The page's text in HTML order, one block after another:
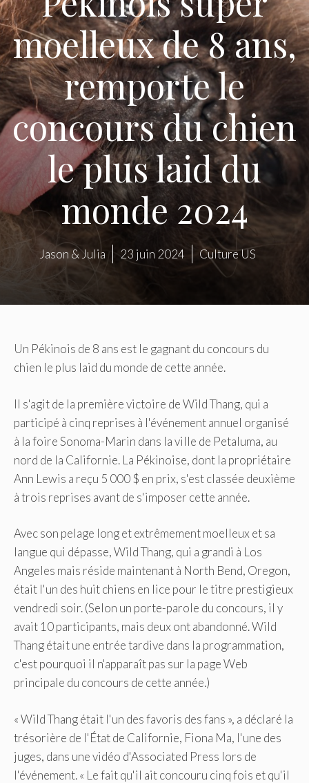
moelleux de 8 ans,
remporte le
concours du chien
le plus laid du
monde 2024
Jason & Julia 23 juin 2024 Culture US
Un Pékinois de 8 ans est le gagnant du concours du
chien le plus laid du monde de cette année.
Il s'agit de la première victoire de Wild Thang, qui a
participé à cinq reprises à l'événement annuel organisé
à la foire Sonoma-Marin dans la ville de Petaluma, au
nord de la Californie. La Pékinoise, dont la propriétaire
Ann Lewis a reçu 5 000 $ en prix, s'est classée deuxième
à trois reprises avant de s'imposer cette année.
Avec son pelage long et extrêmement moelleux et sa
langue qui dépasse, Wild Thang, qui a grandi à Los
Angeles mais réside maintenant à North Bend, Oregon,
était l'un des huit chiens en lice pour le titre prestigieux
vendredi soir. (Selon un porte-parole du concours, il y
avait 10 participants, mais deux ont abandonné. Wild
Thang était une entrée tardive dans la programmation,
c'est pourquoi il n'apparaît pas sur la page Web
principale du concours de cette année.)
« Wild Thang était l'un des favoris des fans », a déclaré la
trésorière de l'État de Californie, Fiona Ma, l'une des
juges, dans une vidéo d'Associated Press lors de
l'événement. « Le fait qu'il ait concouru cinq fois et qu'il